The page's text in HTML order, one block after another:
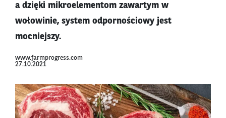
a dzięki mikroelementom zawartym w
wołowinie, system odpornościowy jest
mocniejszy.
www.farmprogress.com
27.10.2021